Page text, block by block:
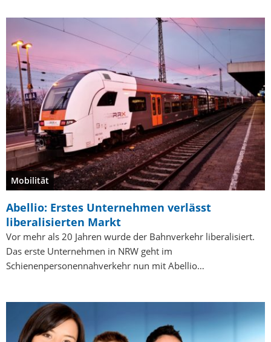
Mobilität
Abellio: Erstes Unternehmen verlässt
liberalisierten Markt
Vor mehr als 20 Jahren wurde der Bahnverkehr liberalisiert.
Das erste Unternehmen in NRW geht im
Schienenpersonennahverkehr nun mit Abellio…